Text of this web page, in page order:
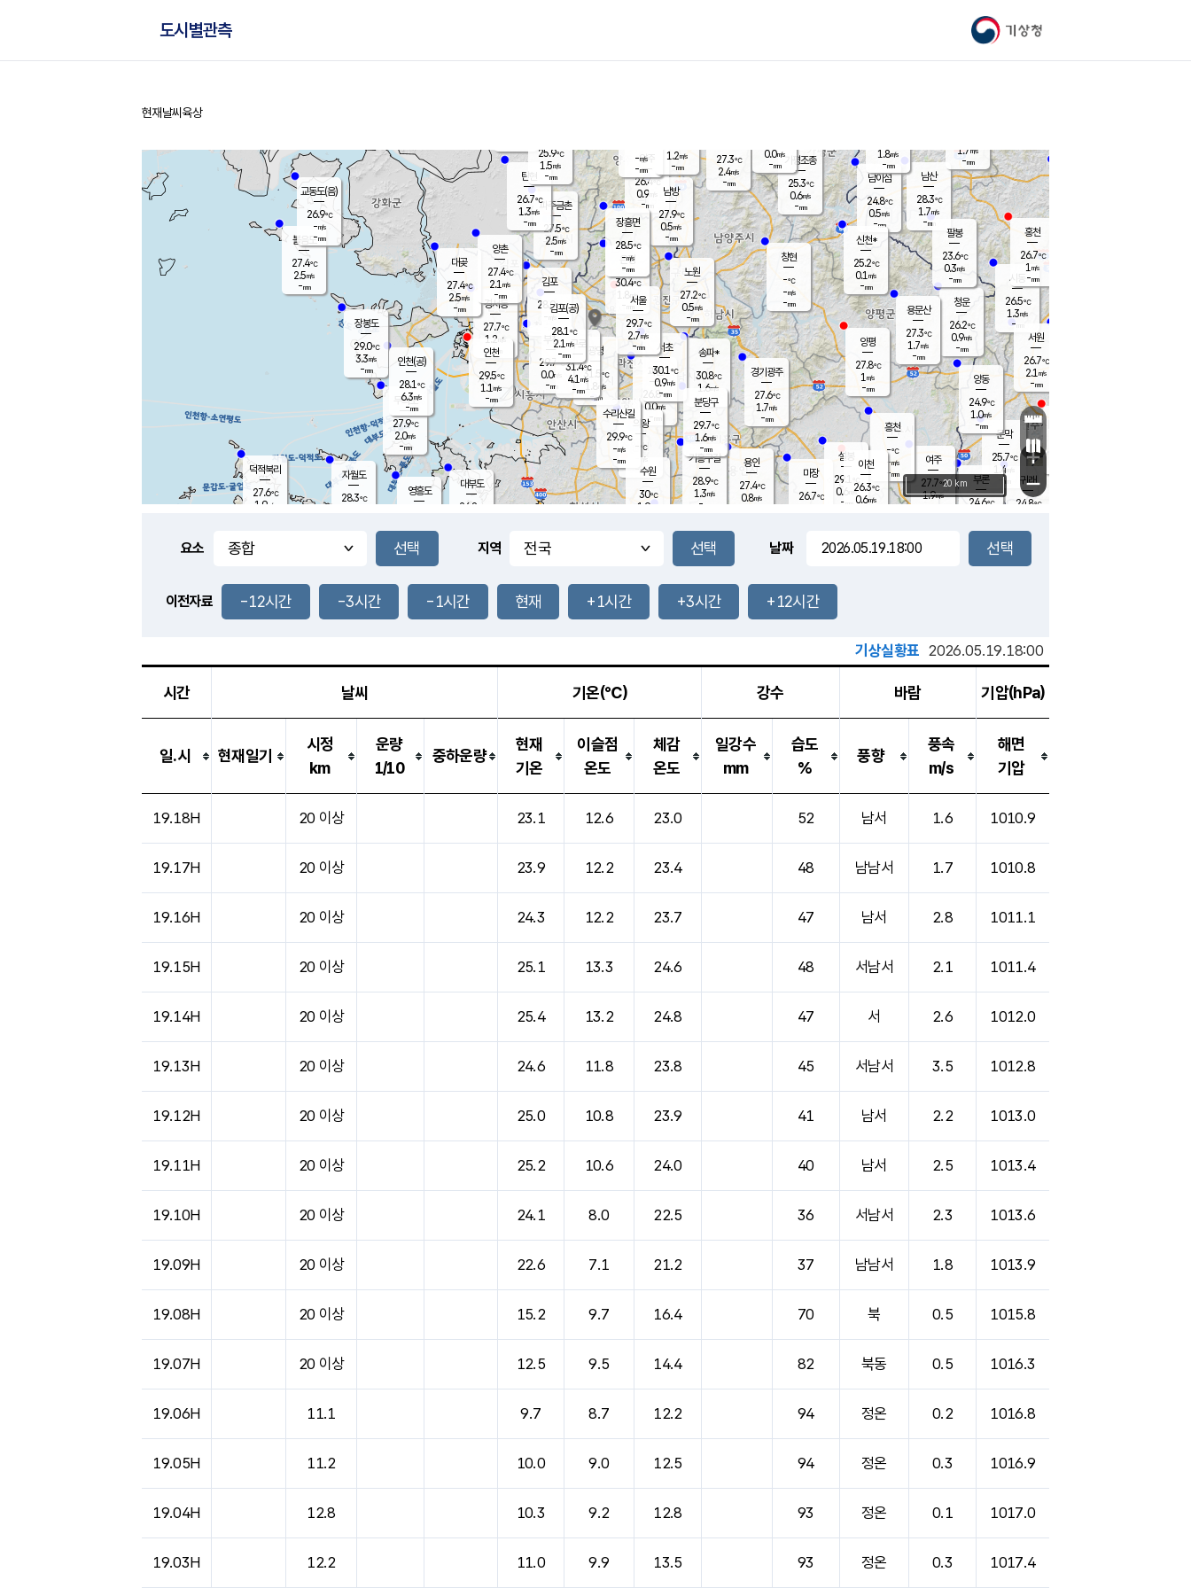
기상청
도시별관측
홈
현재날씨 육상
풍도
0.6m/s
문막
25.7℃
1.4m/s
mm
남이섬
24.8℃
0.5m/s
-mm
무의도
27.9℃
2.0m/s
-mm
영흥도
볼음도
27.4℃
2.5m/s
-mm
자월도
28.3℃
양주
26.4℃
0.9
-mm
부론
24.6℃
과천
26.8℃
0.0m/s
- mm
남산
28.3℃
1.7m/s
-mm
장봉도
29.0℃
3.3m/s
-mm
-mm
청운
26.2℃
0.9m/s
-mm
팔봉
23.6℃
0.3m/s
-mm
-mm
용인
27.4℃
0.8m/s
여주
27.7℃
1.9m/s
양동
24.9℃
1.0m/s
-mm
경기광주
27.6℃
1.7m/s
-mm
장호원
1.8m/s
-mm
27.5
℃
대부도
26.8
-
경서동
27.7℃
1.2 m/s
-mm
파주금촌
27.5℃
2.5m/s
-mm
가평조종
25.3℃
0.6m/s
-mm
27.3℃
2.4m/s
-mm
대곶
27.4℃
2.5m/s
-mm
신천*
25.2℃
0.1 m/s
-mm
창현
-℃
-m/s
-mm
탄현
26.7℃
1.3m/s
-mm
0.0m/s
-mm
30.1℃
0.9m/s
-mm
흥천
-℃
-m/s
-mm
마장
26.7℃
의왕
- ℃
m/s
mm
김포
28.0℃
-m/s
mm
설봉
29.1
0.6 m/s
- mm
광명
31.5 ℃
1.8 m/s
-mm
부천
29.7℃
0.0m/s
-mm
-mm
양촌
27.4℃
2.1 m/s
-mm
구로
31.4℃
4.1 m/s
-mm
은평
30.4℃
1.8 m/s
- mm
노원
27.2℃
0.5m/s
-mm
송파*
30.8℃
1.6m/s
-mm
서초
30.1℃
0.9m/s
-mm
남방
27.9℃
0.5m/s
-mm
기흥구갈
28.9℃
1.3m/s
-
수리산길
29.9℃
-m/s
-mm
분당구
29.7℃
1.6m/s
-mm
장흥면
28.5℃
-m/s
-mm
-m/s
-mm
시동
26.5℃
1.3m/s
- mm
귀래
24.8℃
서원
26.7℃
2.1 m/s
-mm
용문산
27.3℃
1.7m/s
-mm
덕적북리
27.6℃
1.9m/s
인천(공)
28.1℃
6.3m/s
-mm
김포(공)
28.1℃
2.1 m/s
-mm
교동도(음)
26.9℃
-m/s
-mm
홍천
26.7℃
1 m/s
-mm
이천
26.3℃
0.6m/s
양평
27.8℃
1 m/s
-mm
수원
30℃
1.9m/s
인천
29.5℃
1.1 m/s
-mm
서울
29.7℃
2.7m/s
-mm
1.7 m/s
-mm
25.9℃
1.5m/s
-mm
1.2m/s
-mm
+
−
20 km
요소 지역 날짜
이전자료 -12시간 -3시간 -1시간 현재 +1시간 +3시간 +12시간
기상실황표 2026.05.19.18:00
시간 날씨 기온(℃) 강수 바람 기압(hPa)
일.시 현재일기
시정
km
운량
1/10
중하운량
현재
기온
이슬점
온도
체감
온도
일강수
mm
습도
%
풍향
풍속
m/s
해면
기압
19.18H 20 이상 23.1 12.6 23.0 52 남서 1.6 1010.9
19.17H 20 이상 23.9 12.2 23.4 48 남남서 1.7 1010.8
19.16H 20 이상 24.3 12.2 23.7 47 남서 2.8 1011.1
19.15H 20 이상 25.1 13.3 24.6 48 서남서 2.1 1011.4
19.14H 20 이상 25.4 13.2 24.8 47 서 2.6 1012.0
19.13H 20 이상 24.6 11.8 23.8 45 서남서 3.5 1012.8
19.12H 20 이상 25.0 10.8 23.9 41 남서 2.2 1013.0
19.11H 20 이상 25.2 10.6 24.0 40 남서 2.5 1013.4
19.10H 20 이상 24.1 8.0 22.5 36 서남서 2.3 1013.6
19.09H 20 이상 22.6 7.1 21.2 37 남남서 1.8 1013.9
19.08H 20 이상 15.2 9.7 16.4 70 북 0.5 1015.8
19.07H 20 이상 12.5 9.5 14.4 82 북동 0.5 1016.3
19.06H 11.1 9.7 8.7 12.2 94 정온 0.2 1016.8
19.05H 11.2 10.0 9.0 12.5 94 정온 0.3 1016.9
19.04H 12.8 10.3 9.2 12.8 93 정온 0.1 1017.0
19.03H 12.2 11.0 9.9 13.5 93 정온 0.3 1017.4